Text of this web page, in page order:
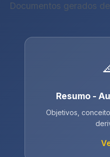
Documentos gerados
Resumo -
Objetivos,